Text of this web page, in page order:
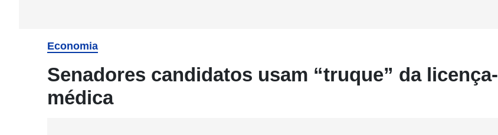
Economia
Senadores candidatos usam “truque” da licença-
médica